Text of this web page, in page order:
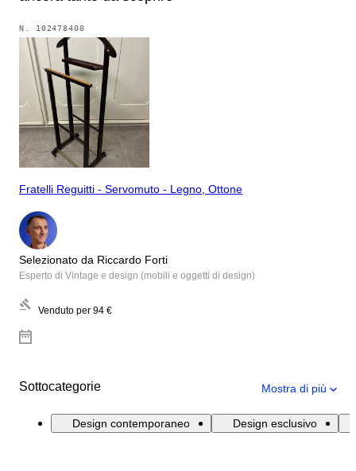
N. 102478400
Fratelli Reguitti - Servomuto - Legno, Ottone
Selezionato da Riccardo Forti
Esperto di Vintage e design (mobili e oggetti di design)
Venduto per 94 €
Sottocategorie Mostra di più
Design contemporaneo Design esclusivo